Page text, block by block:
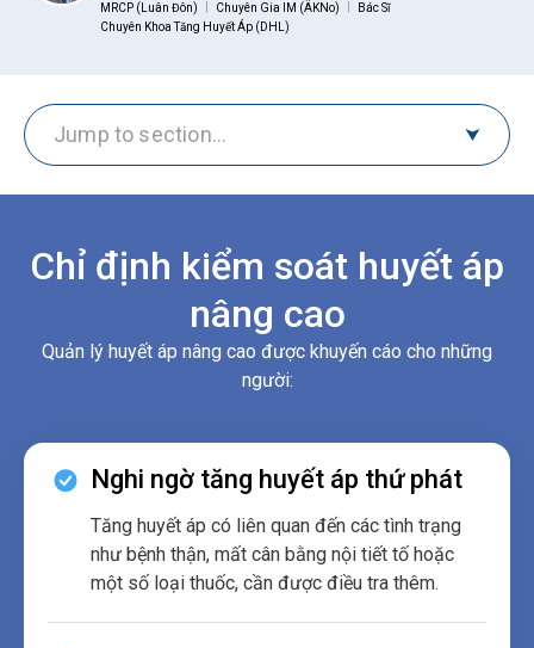
MRCP (Luân Đôn)
Chuyên Gia IM (ÄKNo)
Bác Sĩ
Chuyên Khoa Tăng Huyết Áp (DHL)
Jump to section…
Chỉ định kiểm soát huyết áp
nâng cao
Quản lý huyết áp nâng cao được khuyến cáo cho những
người:
Nghi ngờ tăng huyết áp thứ phát
Tăng huyết áp có liên quan đến các tình trạng
như bệnh thận, mất cân bằng nội tiết tố hoặc
một số loại thuốc, cần được điều tra thêm.